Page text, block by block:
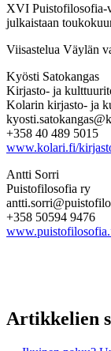
XVI Puistofilosofia-
julkaistaan
Viisastelua Väylän
Kyösti Satokangas
Kirjasto- ja
Kolarin kirjasto- ja
+358 40 489 5015
www.kolari.fi/
Antti Sorri
Puistofilosofia ry
+358 50594 9476
Artikkelien